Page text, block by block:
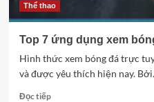
điểm
hiện
tại
Thể thao
Top 7 ứng dụng xem
Hình thức xem bóng đá trực
và được yêu thích hiện nay.
Đọc tiếpRead